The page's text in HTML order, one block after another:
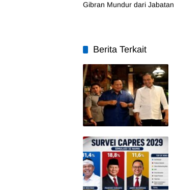
Gibran Mundur dari Jabatan
Berita Terkait